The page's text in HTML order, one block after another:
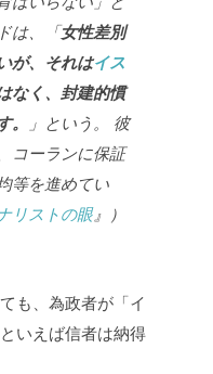
は、「女性差別
が、それはイス
なく、封建的慣
。
」という。
彼
コーランに保証
等を進めてい
リストの眼』）
も、為政者が「イ
いえば信者は納得